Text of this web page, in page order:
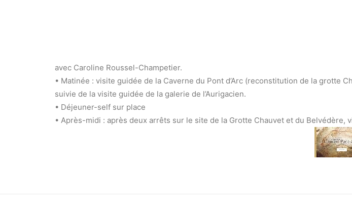
avec Caroline Roussel-Champetier.
• Matinée : visite guidée de la Caverne du Pont d’Arc (reconstitution de la grotte
suivie de la visite guidée de la galerie de l’Aurigacien.
• Déjeuner-self sur place
• Après-midi : après deux arrêts sur le site de la Grotte Chauvet et du Belvédère,